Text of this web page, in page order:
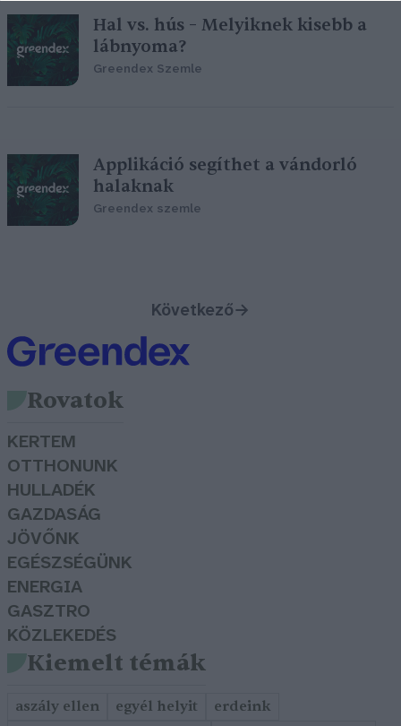
Hal vs. hús – Melyiknek kisebb a
lábnyoma?
Greendex Szemle
Applikáció segíthet a vándorló
halaknak
Greendex szemle
Következő→
Rovatok
KERTEM
OTTHONUNK
HULLADÉK
GAZDASÁG
JÖVŐNK
EGÉSZSÉGÜNK
ENERGIA
GASZTRO
KÖZLEKEDÉS
Kiemelt témák
aszály ellen egyél helyit
erdeink